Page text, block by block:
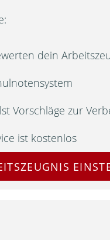
dein
Vorschläge zur
ist kostenlos